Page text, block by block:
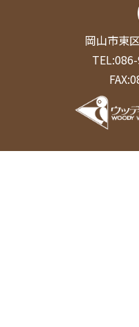
岡山市東